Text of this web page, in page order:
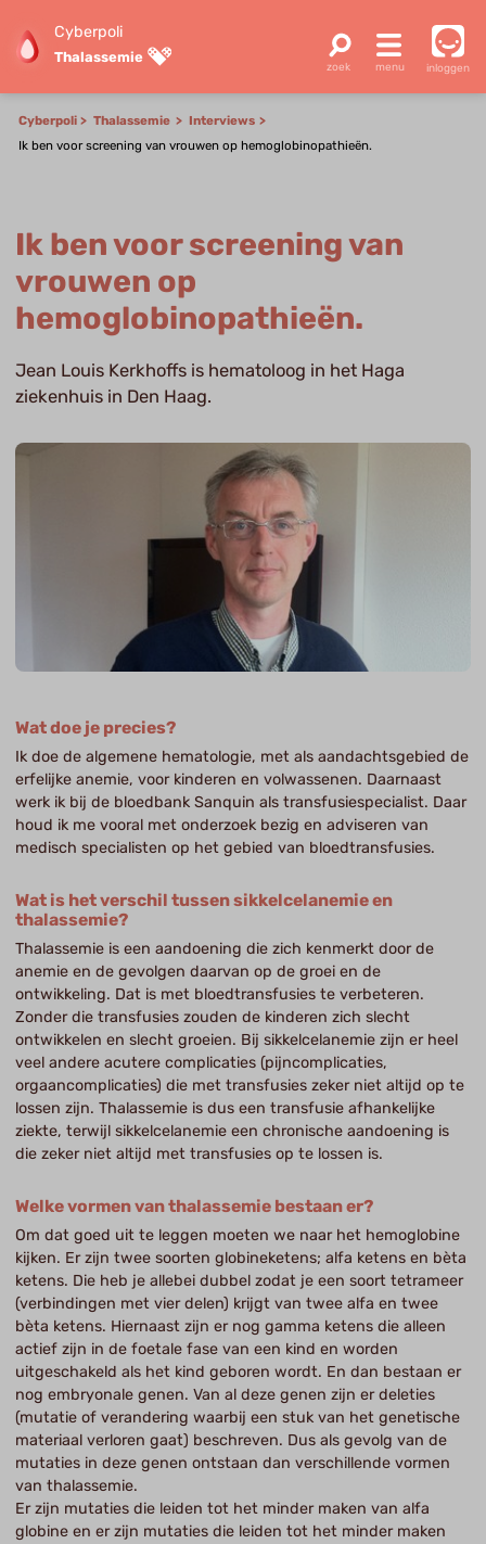
Cyberpoli
Thalassemie
inloggen
Cyberpoli Thalassemie
Interviews
Ik ben voor screening van vrouwen op hemoglobinopathieën.
Ik ben voor screening van
vrouwen op
hemoglobinopathieën.
Jean Louis Kerkhoffs is hematoloog in het Haga
ziekenhuis in Den Haag.
Wat doe je precies?
Ik doe de algemene hematologie, met als aandachtsgebied de
erfelijke anemie, voor kinderen en volwassenen. Daarnaast
werk ik bij de bloedbank Sanquin als transfusiespecialist. Daar
houd ik me vooral met onderzoek bezig en adviseren van
medisch specialisten op het gebied van bloedtransfusies.
Wat is het verschil tussen sikkelcelanemie en
thalassemie?
Thalassemie is een aandoening die zich kenmerkt door de
anemie en de gevolgen daarvan op de groei en de
ontwikkeling. Dat is met bloedtransfusies te verbeteren.
Zonder die transfusies zouden de kinderen zich slecht
ontwikkelen en slecht groeien. Bij sikkelcelanemie zijn er heel
veel andere acutere complicaties (pijncomplicaties,
orgaancomplicaties) die met transfusies zeker niet altijd op te
lossen zijn. Thalassemie is dus een transfusie afhankelijke
ziekte, terwijl sikkelcelanemie een chronische aandoening is
die zeker niet altijd met transfusies op te lossen is.
Welke vormen van thalassemie bestaan er?
Om dat goed uit te leggen moeten we naar het hemoglobine
kijken. Er zijn twee soorten globineketens; alfa ketens en bèta
ketens. Die heb je allebei dubbel zodat je een soort tetrameer
(verbindingen met vier delen) krijgt van twee alfa en twee
bèta ketens. Hiernaast zijn er nog gamma ketens die alleen
actief zijn in de foetale fase van een kind en worden
uitgeschakeld als het kind geboren wordt. En dan bestaan er
nog embryonale genen. Van al deze genen zijn er deleties
(mutatie of verandering waarbij een stuk van het genetische
materiaal verloren gaat) beschreven. Dus als gevolg van de
mutaties in deze genen ontstaan dan verschillende vormen
van thalassemie.
Er zijn mutaties die leiden tot het minder maken van alfa
globine en er zijn mutaties die leiden tot het minder maken